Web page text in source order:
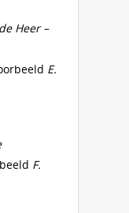
Heer –
E.
F.